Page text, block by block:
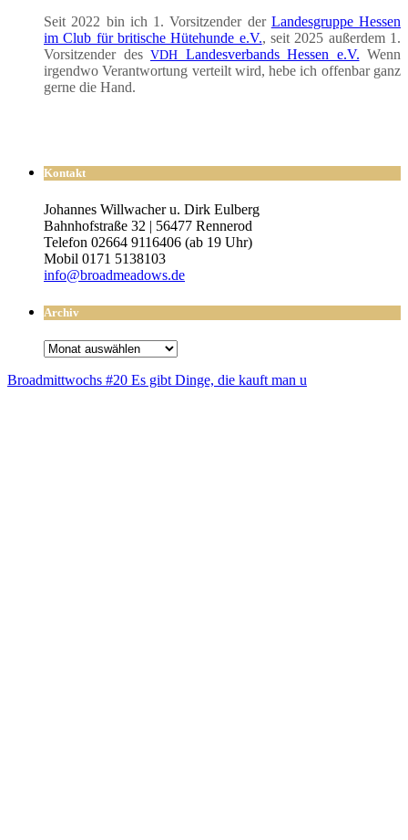
Seit 2022 bin ich 1. Vor­sit­zen­der der Lan­des­grup­pe Hes­sen
im Club für bri­ti­sche Hüte­hun­de e.V., seit 2025 außer­dem 1.
Vor­sit­zen­der des VDH Lan­des­ver­bands Hes­sen e.V. Wenn
irgend­wo Ver­ant­wor­tung ver­teilt wird, hebe ich offen­bar ganz
ger­ne die Hand.
Kontakt
Johannes Willwacher u. Dirk Eulberg
Bahnhofstraße 32 | 56477 Rennerod
Telefon 02664 9116406 (ab 19 Uhr)
Mobil 0171 5138103
info@broadmeadows.de
Archiv
Archiv
Broad­mitt­wochs #20 Es gibt Din­ge, die kauft man u